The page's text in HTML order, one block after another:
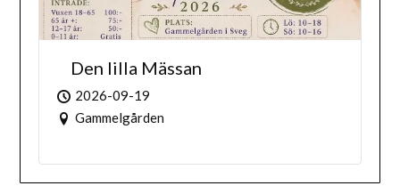
Den lilla Mässan
2026-09-19
Gammelgården